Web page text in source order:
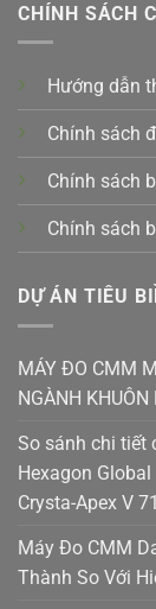
CHÍNH SÁCH
Hướng dẫn
Chính sách
Chính sách
Chính sách
DỰ ÁN TIÊU
MÁY ĐO CMM
NGÀNH KHUÔN
So sánh chi tiết
Hexagon
Crysta-Apex V
Máy Đo CMM
Thành So Với